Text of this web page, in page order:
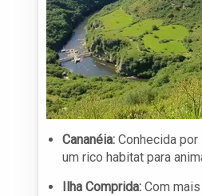
Cananéia: Conhecida
um rico habitat para
Ilha Comprida: Com